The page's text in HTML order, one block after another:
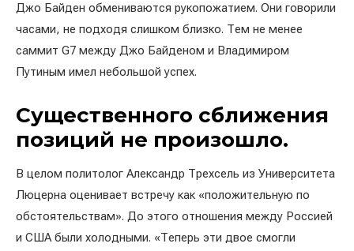
Джо Байден обмениваются рукопожатием. Они говорили
часами, не подходя слишком близко. Тем не менее
саммит G7 между Джо Байденом и Владимиром
Путиным имел небольшой успех.
Существенного сближения
позиций не произошло.
В целом политолог Александр Трехсель из Университета
Люцерна оценивает встречу как «положительную по
обстоятельствам». До этого отношения между Россией
и США были холодными. «Теперь эти двое смогли